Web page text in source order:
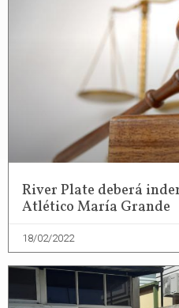
River Plate deberá
Atlético María Grande
18/02/2022